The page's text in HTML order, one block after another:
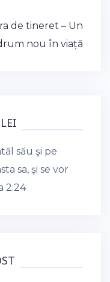
de tineret – Un
nou în viață
său şi pe
sa, şi se vor
2:24